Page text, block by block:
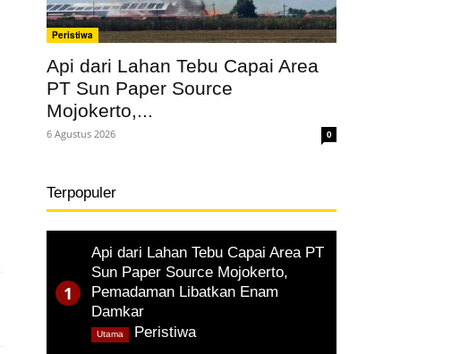
Peristiwa
Api dari Lahan Tebu Capai Area
PT Sun Paper Source
Mojokerto,...
6 Agustus 2026 0
Terpopuler
Api dari Lahan Tebu Capai Area PT
Sun Paper Source Mojokerto,
Pemadaman Libatkan Enam
Damkar
Peristiwa,
Utama